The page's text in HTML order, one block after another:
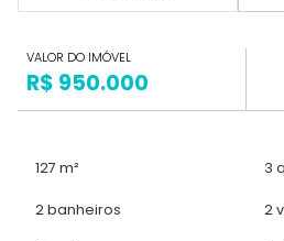
VALOR DO IMÓVEL
R$ 950.000
127 m² 3
2 banheiros 2